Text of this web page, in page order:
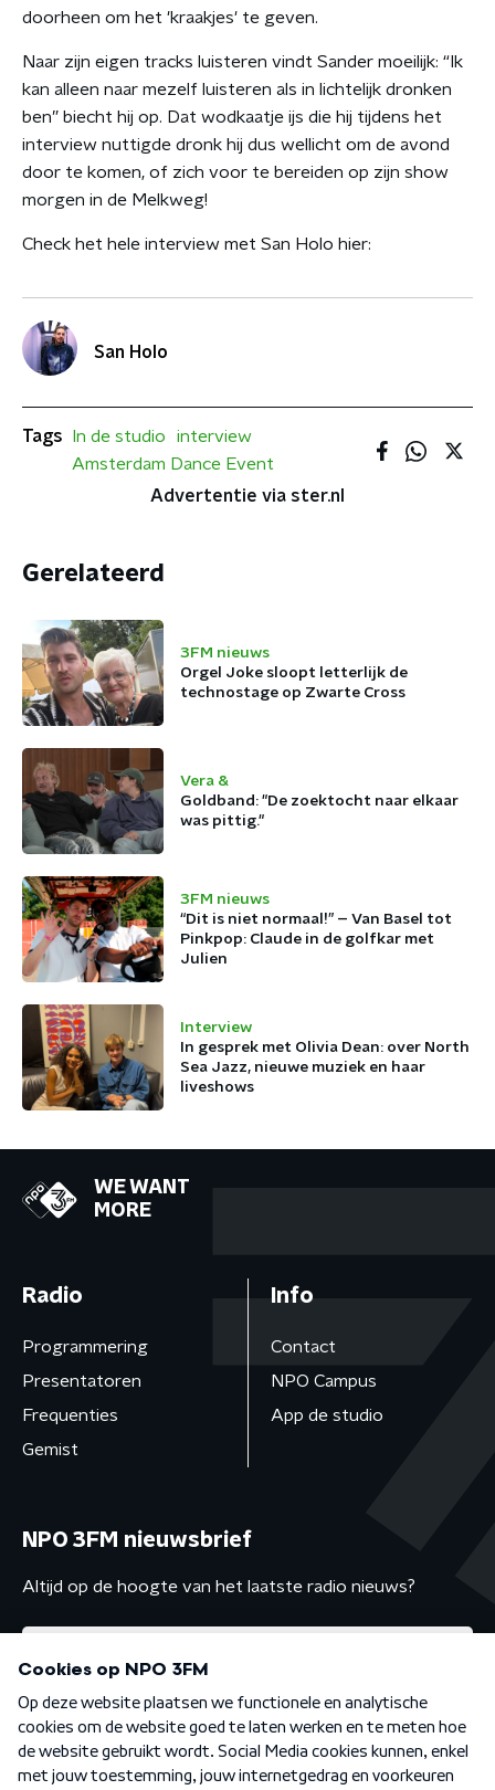
doorheen om het 'kraakjes' te geven.
Naar zijn eigen tracks luisteren vindt Sander moeilijk: “Ik
kan alleen naar mezelf luisteren als in lichtelijk dronken
ben” biecht hij op. Dat wodkaatje ijs die hij tijdens het
interview nuttigde dronk hij dus wellicht om de avond
door te komen, of zich voor te bereiden op zijn show
morgen in de Melkweg!
Check het hele interview met San Holo hier:
San Holo
Tags In de studio
interview
Amsterdam Dance Event
Advertentie via ster.nl
Gerelateerd
3FM nieuws
Orgel Joke sloopt letterlijk de
technostage op Zwarte Cross
Vera &
Goldband: "De zoektocht naar elkaar
was pittig."
3FM nieuws
“Dit is niet normaal!” – Van Basel tot
Pinkpop: Claude in de golfkar met
Julien
Interview
In gesprek met Olivia Dean: over North
Sea Jazz, nieuwe muziek en haar
liveshows
WE WANT
MORE
Radio
Programmering
Presentatoren
Frequenties
Gemist
Info
Contact
NPO Campus
App de studio
NPO 3FM nieuwsbrief
Altijd op de hoogte van het laatste radio nieuws?
Algemene voorwaarden Privacybeleid